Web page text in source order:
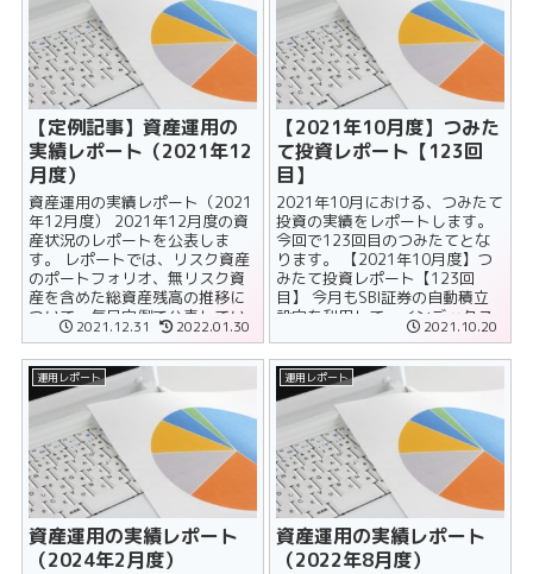
【定例記事】資産運用の
実績レポート（2021年12
月度）
資産運用の実績レポート（2021
年12月度） 2021年12月度の資
産状況のレポートを公表しま
す。 レポートでは、リスク資産
のポートフォリオ、無リスク資
産を含めた総資産残高の推移に
ついて、毎月定例で公表してい
ます。 保有株の評価額を追......
2021.12.31 2022.01.30
【2021年10月度】つみた
て投資レポート【123回
目】
2021年10月における、つみたて
投資の実績をレポートします。
今回で123回目のつみたてとな
ります。 【2021年10月度】つ
みたて投資レポート【123回
目】 今月もSBI証券の自動積立
設定を利用して、インデックス
2021.10.20
運用レポート
資産運用の実績レポート
（2024年2月度）
運用レポート
資産運用の実績レポート
（2022年8月度）